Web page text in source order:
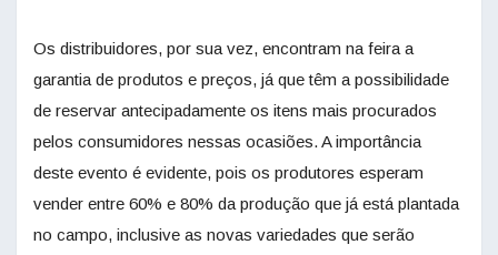
Os distribuidores, por sua vez, encontram na feira a
garantia de produtos e preços, já que têm a possibilidade
de reservar antecipadamente os itens mais procurados
pelos consumidores nessas ocasiões. A importância
deste evento é evidente, pois os produtores esperam
vender entre 60% e 80% da produção que já está plantada
no campo, inclusive as novas variedades que serão